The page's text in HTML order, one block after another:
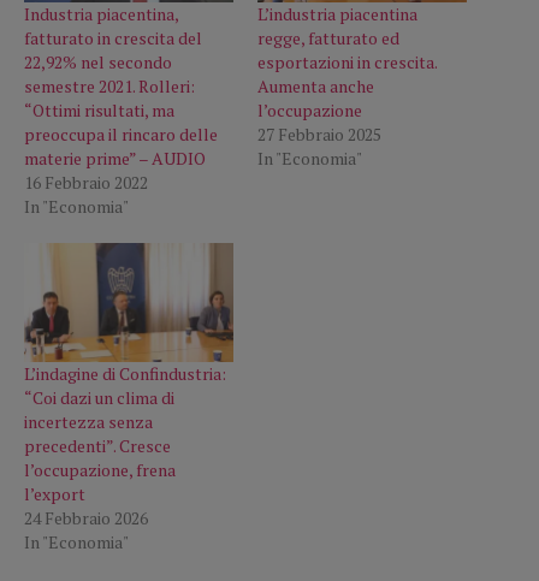
Industria piacentina,
fatturato in crescita del
22,92% nel secondo
semestre 2021. Rolleri:
“Ottimi risultati, ma
preoccupa il rincaro delle
materie prime” – AUDIO
16 Febbraio 2022
In "Economia"
L’industria piacentina
regge, fatturato ed
esportazioni in crescita.
Aumenta anche
l’occupazione
27 Febbraio 2025
In "Economia"
L’indagine di Confindustria:
“Coi dazi un clima di
incertezza senza
precedenti”. Cresce
l’occupazione, frena
l’export
24 Febbraio 2026
In "Economia"